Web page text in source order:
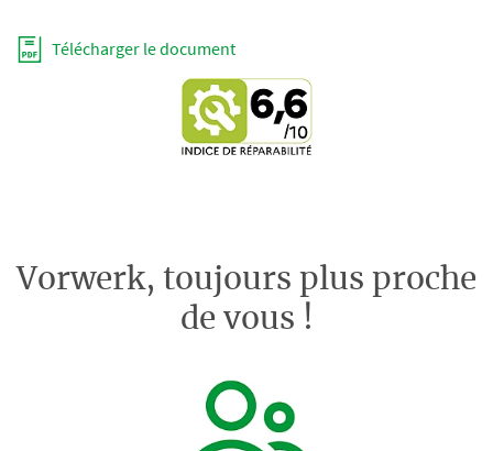
Télécharger le document
Vorwerk, toujours plus proche
de vous !